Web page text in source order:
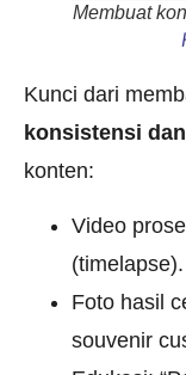
Membuat
Kunci dari
konsistensi
konten:
Video
(timelapse).
Foto hasil
souvenir